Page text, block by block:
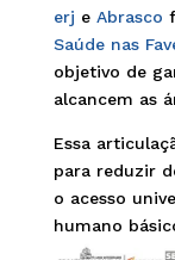
erj e Abrasco
Saúde nas
objetivo de
alcancem as
Essa
para reduzir
o acesso
humano